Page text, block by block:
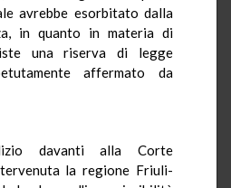
avrebbe esorbitato dalla
in quanto in materia di
una riserva di legge
affermato da
davanti alla Corte
la regione Friuli-